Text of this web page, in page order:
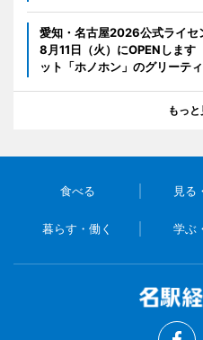
愛知・名古屋2026公式ライセ
8月11日（火）にOPENしま
ット「ホノホン」のグリーテ
もっと
食べる 見る
暮らす・働く 学ぶ